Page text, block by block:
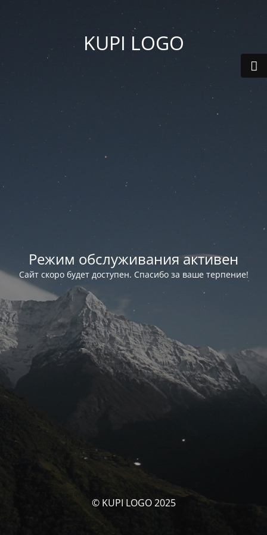
KUPI LOGO
Режим обслуживания активен
Сайт скоро будет доступен. Спасибо за ваше терпение!
© KUPI LOGO 2025